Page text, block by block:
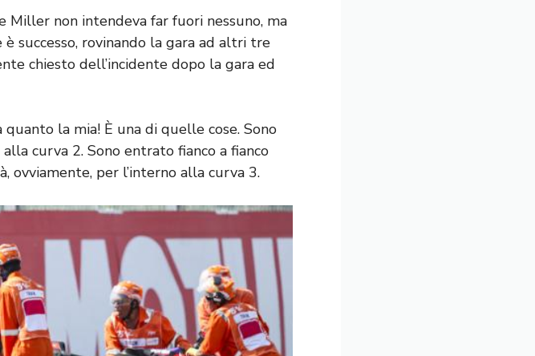
Miller non intendeva far fuori nessuno, ma
successo, rovinando la gara ad altri tre
chiesto dell’incidente dopo la gara ed
la mia! È una di quelle cose. Sono
curva 2. Sono entrato fianco a fianco
ovviamente, per l’interno alla curva 3.